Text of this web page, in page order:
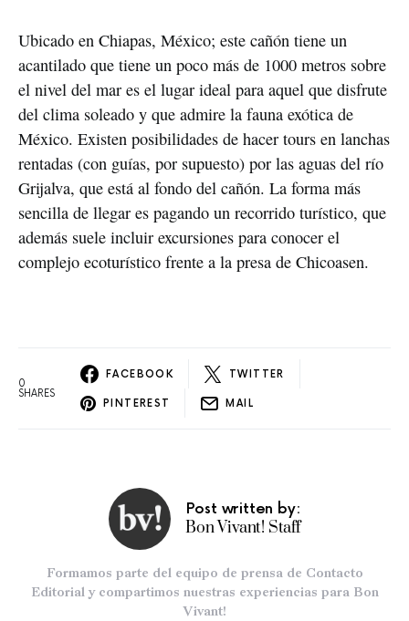
Ubicado en Chiapas, México; este cañón tiene un
acantilado que tiene un poco más de 1000 metros sobre
el nivel del mar es el lugar ideal para aquel que disfrute
del clima soleado y que admire la fauna exótica de
México. Existen posibilidades de hacer tours en lanchas
rentadas (con guías, por supuesto) por las aguas del río
Grijalva, que está al fondo del cañón. La forma más
sencilla de llegar es pagando un recorrido turístico, que
además suele incluir excursiones para conocer el
complejo ecoturístico frente a la presa de Chicoasen.
0
SHARES
FACEBOOK TWITTER
PINTEREST MAIL
Post written by:
Bon Vivant! Staff
Formamos parte del equipo de prensa de Contacto
Editorial y compartimos nuestras experiencias para Bon
Vivant!